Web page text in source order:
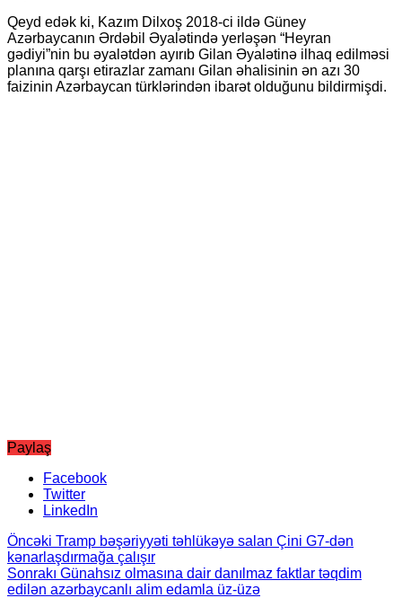
Qeyd edək ki, Kazım Dilxoş 2018-ci ildə Güney
Azərbaycanın Ərdəbil Əyalətində yerləşən “Heyran
gədiyi”nin bu əyalətdən ayırıb Gilan Əyalətinə ilhaq edilməsi
planına qarşı etirazlar zamanı Gilan əhalisinin ən azı 30
faizinin Azərbaycan türklərindən ibarət olduğunu bildirmişdi.
Paylaş
Facebook
Twitter
LinkedIn
Öncəki Tramp bəşəriyyəti təhlükəyə salan Çini G7-dən
kənarlaşdırmağa çalışır
Sonrakı Günahsız olmasına dair danılmaz faktlar təqdim
edilən azərbaycanlı alim edamla üz-üzə